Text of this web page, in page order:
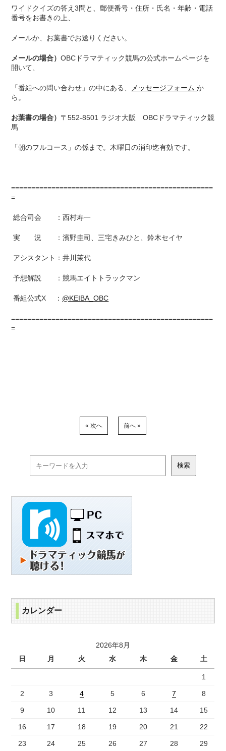
ワイドクイズの答え3問と、郵便番号・住所・氏名・年齢・電話
番号をお書きの上、
メールか、お葉書でお送りください。
メールの場合）OBCドラマティック競馬の公式ホームページを
開いて、
「番組への問い合わせ」の中にある、 メッセージフォームか
ら。
お葉書の場合） 〒552-8501 ラジオ大阪 OBCドラマティック競
馬
「朝のフルコース」の係まで。木曜日の消印迄有効です。
==================================================
=
総合司会 ：西村寿一
実 況 ：濱野圭司、三宅きみひと、鈴木セイヤ
アシスタント：井川茉代
予想解説 ：競馬エイトトラックマン
番組公式X ： @KEIBA_OBC
==================================================
=
« 次へ 前へ »
カレンダー
2026年8月
日
月 火 水 木 金 土
1
2 3 4 5 6 7 8
9 10 11 12 13 14 15
16 17 18 19 20 21 22
23 24 25 26 27 28 29